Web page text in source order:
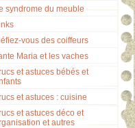
syndrome du meuble
vous des coiffeurs
Maria et les vaches
et astuces bébés et
et astuces : cuisine
et astuces déco et
et autres